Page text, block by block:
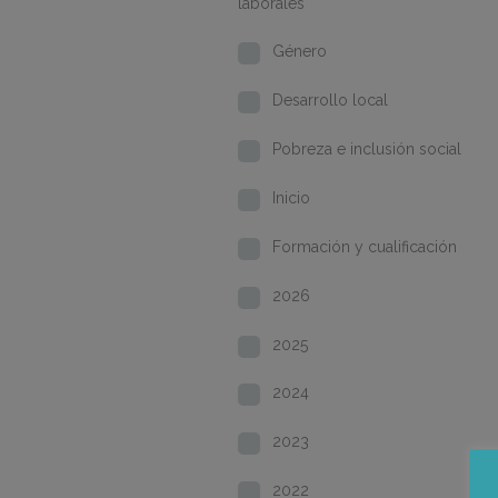
Género
Desarrollo local
Pobreza e inclusión social
Inicio
Formación y cualificación
2026
2025
2024
2023
2022